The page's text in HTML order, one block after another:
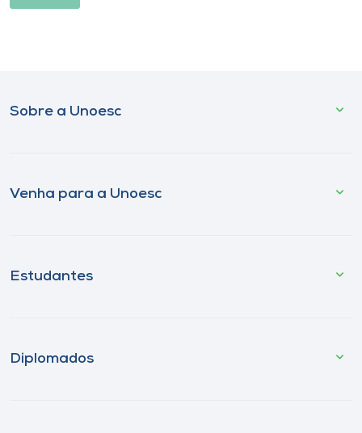
Sobre a Unoesc
Venha para a Unoesc
Estudantes
Diplomados